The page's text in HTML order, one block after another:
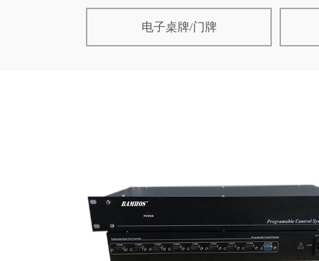
电子桌牌/门牌